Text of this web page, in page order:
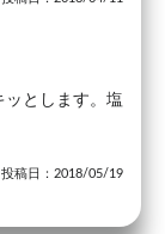
とします。塩
投稿日：2018/05/19